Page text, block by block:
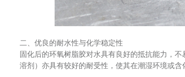
二、优良的耐水性与化学稳定性
固化后的环氧树脂胶对水具有良好的抵抗能力，
溶剂）亦具有较好的耐受性，使其在潮湿环境或